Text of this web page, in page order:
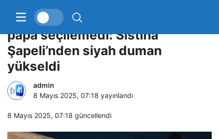
Vatikan’daki ilk oylamada yeni
papa seçilemedi: Sistina
Şapeli’nden siyah duman
yükseldi
admin
8 Mayıs 2025, 07:18 yayınlandı
8 Mayıs 2025, 07:18 güncellendi